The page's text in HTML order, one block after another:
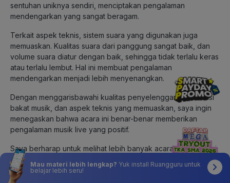
sentuhan uniknya sendiri, menciptakan pengalaman
mendengarkan yang sangat beragam.
Terkait aspek teknis, sistem suara yang digunakan juga
memuaskan. Kualitas suara dari panggung sangat baik, dan
volume suara diatur dengan baik, sehingga tidak terlalu keras
atau terlalu lembut. Hal ini membuat pengalaman
mendengarkan menjadi lebih menyenangkan.
Dengan menggarisbawahi kualitas penyelenggaraan, variasi
bakat musik, dan aspek teknis yang memuaskan, saya ingin
menegaskan bahwa acara ini benar-benar memberikan
pengalaman musik live yang positif.
Saya berharap untuk melihat lebih banyak acara semacam ini
di masa depan dan memberikan apresiasi kepada
penyelenggara dan semua musisi yang berpartisipasi.
Mau materi lebih lengkap? Yuk install Ruangguru untuk
belajar lebih seru!